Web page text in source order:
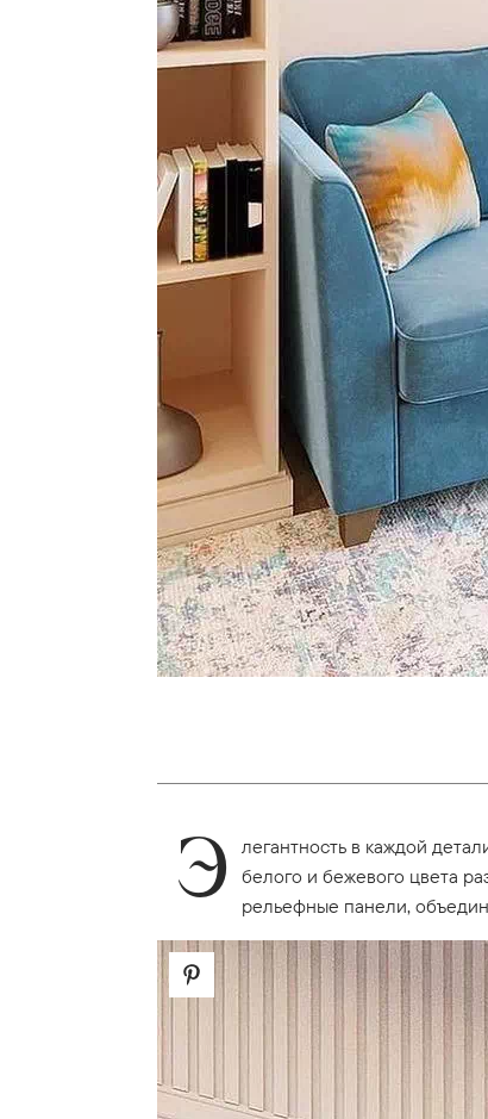
Э
легантность в каждой
белого и бежевого цвета
рельефные панели,